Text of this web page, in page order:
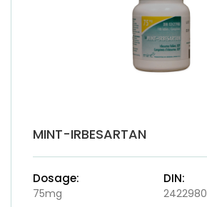
MINT-IRBESARTAN
Dosage:
75mg
DIN:
2422980